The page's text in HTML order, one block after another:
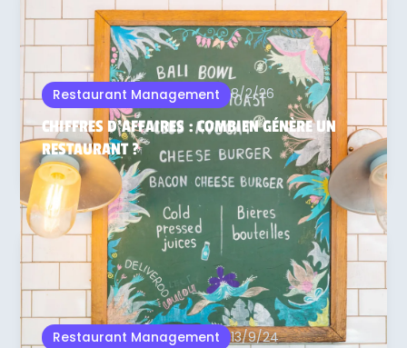
Restaurant Management 8/2/26
CHIFFRES D'AFFAIRES : COMBIEN GÉNÈRE UN
RESTAURANT ?
Restaurant Management 13/9/24